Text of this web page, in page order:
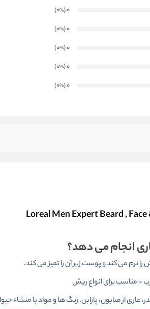
0
(0
%
)
0
(0
%
)
0
(0
%
)
0
(0
%
)
0
(0
%
)
انجام می دهد؟
نرم می کند و پوست زیر آن را تمیز می کند.
– مناسب برای انواع ریش
از صابون، پارابن، رنگ ها و مواد با منشاء